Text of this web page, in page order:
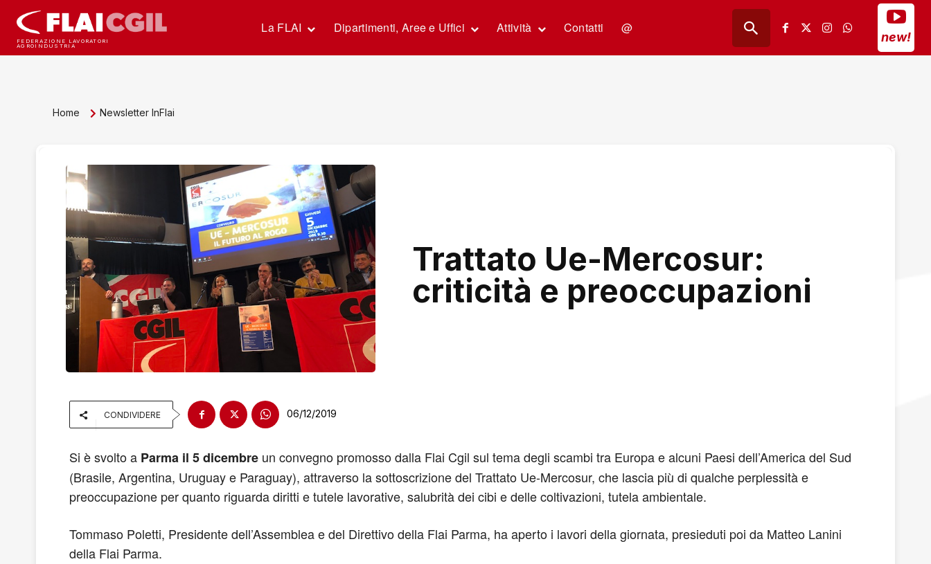
FEDERAZIONE LAVORATORI
AGROINDUSTRIA
La FLAI Dipartimenti, Aree e Uffici Attività Contatti @
new!
Home Newsletter InFlai
Trattato Ue-Mercosur:
criticità e preoccupazioni
CONDIVIDERE 06/12/2019
Si è svolto a Parma il 5 dicembre un convegno promosso dalla Flai Cgil sul tema degli scambi tra Europa e alcuni Paesi dell’America del Sud
(Brasile, Argentina, Uruguay e Paraguay), attraverso la sottoscrizione del Trattato Ue-Mercosur, che lascia più di qualche perplessità e
preoccupazione per quanto riguarda diritti e tutele lavorative, salubrità dei cibi e delle coltivazioni, tutela ambientale.
Tommaso Poletti, Presidente dell’Assemblea e del Direttivo della Flai Parma, ha aperto i lavori della giornata, presieduti poi da Matteo Lanini
della Flai Parma.